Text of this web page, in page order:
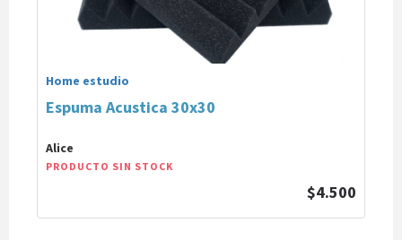
Home estudio
Espuma Acustica 30x30
Alice
PRODUCTO SIN STOCK
$4.500